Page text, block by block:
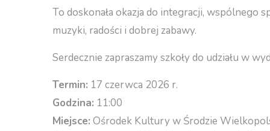
To doskonała okazja do integracji, wspólnego
muzyki, radości i dobrej zabawy.
Serdecznie zapraszamy szkoły do udziału w
Termin: 17 czerwca 2026 r.
Godzina: 11:00
Miejsce: Ośrodek Kultury w Środzie